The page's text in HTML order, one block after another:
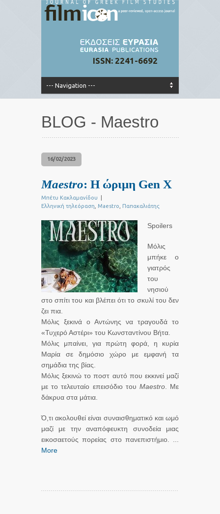
ISSN: 2241-6692
BLOG - Maestro
16/02/2023
Maestro: Η ώριμη Gen X
Μπέτυ Κακλαμανίδου
Ελληνική τηλεόραση
Maestro Παπακαλιάτης
Spoilers
Μόλις
μπήκε ο
γιατρός
του
νησιού
στο σπίτι του και βλέπει ότι το σκυλί του δεν
ζει πια.
Μόλις ξεκινά ο Αντώνης να τραγουδά το
«Τυχερό Αστέρι» του Κωνσταντίνου Βήτα.
Μόλις μπαίνει, για πρώτη φορά, η κυρία
Μαρία σε δημόσιο χώρο με εμφανή τα
σημάδια της βίας.
Μόλις ξεκινώ το ποστ αυτό που εκκινεί μαζί
με το τελευταίο επεισόδιο του Maestro. Με
δάκρυα στα μάτια.
Ό,τι ακολουθεί είναι συναισθηματικό και ωμό
μαζί με την αναπόφευκτη συνοδεία μιας
εικοσαετούς πορείας στο πανεπιστήμιο. ...
More